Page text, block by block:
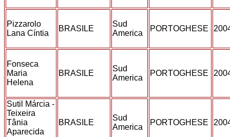
Pizzarolo
Lana Cíntia
BRASILE
Sud
America
PORTOGHESE
Fonseca
Maria
Helena
BRASILE
Sud
America
PORTOGHESE
Sutil Márcia -
Teixeira
Tânia
Aparecida
BRASILE
Sud
America
PORTOGHESE